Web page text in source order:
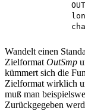
Wandelt einen
Zielformat OutSmp
kümmert sich die
Zielformat wirklich
muß man
Zurückgegeben